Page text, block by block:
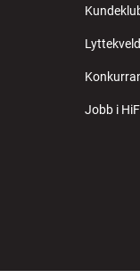
Lyttekveld
Jobb i